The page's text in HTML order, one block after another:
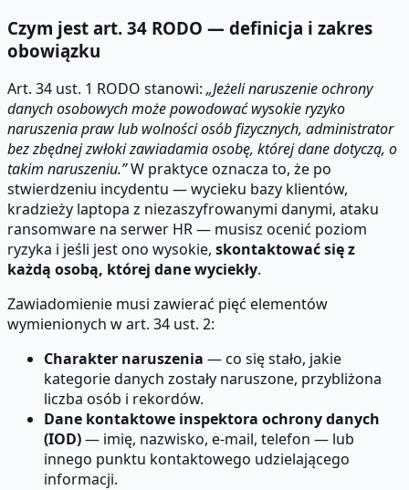
Czym jest art. 34 RODO — definicja i zakres
obowiązku
Art. 34 ust. 1 RODO stanowi: „Jeżeli naruszenie ochrony
danych osobowych może powodować wysokie ryzyko
naruszenia praw lub wolności osób fizycznych, administrator
bez zbędnej zwłoki zawiadamia osobę, której dane dotyczą, o
takim naruszeniu.”W praktyce oznacza to, że po
stwierdzeniu incydentu — wycieku bazy klientów,
kradzieży laptopa z niezaszyfrowanymi danymi, ataku
ransomware na serwer HR — musisz ocenić poziom
ryzyka i jeśli jest ono wysokie, skontaktować się z
każdą osobą, której dane wyciekły.
Zawiadomienie musi zawierać pięć elementów
wymienionych w art. 34 ust. 2:
Charakter naruszenia — co się stało, jakie
kategorie danych zostały naruszone, przybliżona
liczba osób i rekordów.
Dane kontaktowe inspektora ochrony danych
(IOD)— imię, nazwisko, e-mail, telefon — lub
innego punktu kontaktowego udzielającego
informacji.